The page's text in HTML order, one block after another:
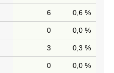
6 0,6 %
0 0,0 %
3 0,3 %
0 0,0 %